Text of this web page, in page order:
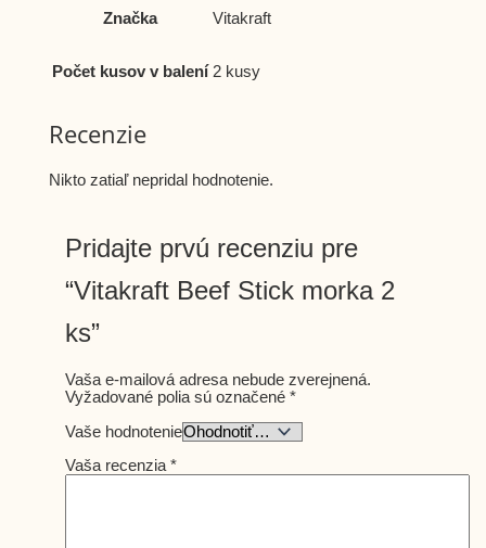
Značka Vitakraft
Počet kusov v balení 2 kusy
Recenzie
Nikto zatiaľ nepridal hodnotenie.
Pridajte prvú recenziu pre
“Vitakraft Beef Stick morka 2
ks”
Vaša e-mailová adresa nebude zverejnená.
Vyžadované polia sú označené *
Vaše hodnotenie
Vaša recenzia *